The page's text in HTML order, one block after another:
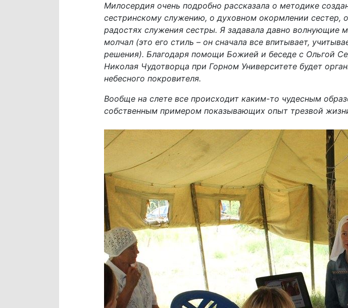
Милосердия очень подробно рассказала о методике
сестринскому служению, о духовном окормлении сестер,
радостях служения сестры. Я задавала давно волнующие
молчал (это его стиль – он сначала все впитывает,
решения). Благодаря помощи Божией и беседе с Ольгой
Николая Чудотворца при Горном Университете будет
небесного покровителя.
Вообще на слете все происходит каким-то чудесным
собственным примером показывающих опыт трезвой